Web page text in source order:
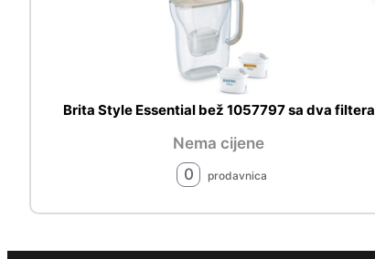
Brita Style Essential bež 1057797 sa dva filtera
Nema cijene
0
prodavnica